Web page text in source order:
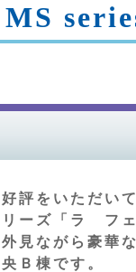
好評をいただい
リーズ「ラ フ
外見ながら豪華
央Ｂ棟です。